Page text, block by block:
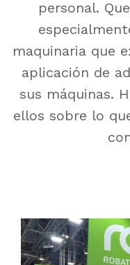
personal.
maquinaria que
aplicación de
sus máquinas.
ellos sobre lo